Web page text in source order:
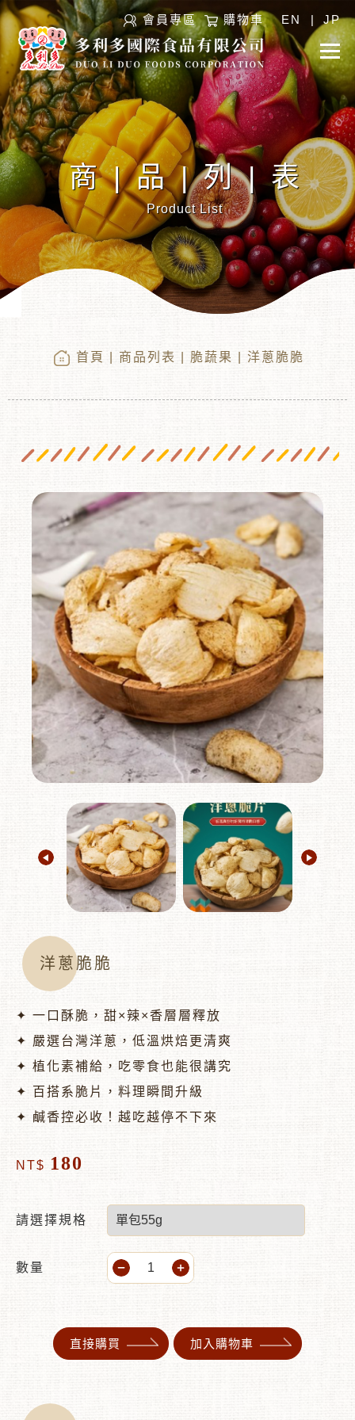
會員專區 購物車 EN JP
商|品|列|表
Product List
首頁 商品列表 脆蔬果 | 洋蔥脆脆
洋蔥脆脆
✦ 一口酥脆，甜×辣×香層層釋放
✦ 嚴選台灣洋蔥，低溫烘焙更清爽
✦ 植化素補給，吃零食也能很講究
✦ 百搭系脆片，料理瞬間升級
✦ 鹹香控必收！越吃越停不下來
NT$ 180
請選擇規格
數量
直接購買 加入購物車